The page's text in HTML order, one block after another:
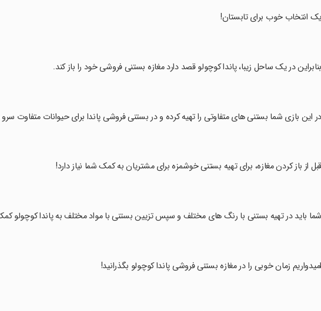
‏یک انتخاب خوب برای تابستان!
‏بنابراین در یک ساحل زیبا، پاندا کوچولو قصد دارد مغازه بستنی فروشی خود را باز کند.
‏در این بازی شما بستنی های متفاوتی را تهیه کرده و در بستنی فروشی پاندا برای حیوانات متفاوت
‏قبل از باز کردن مغازه، برای تهیه بستنی خوشمزه برای مشتریان به کمک شما نیاز دارد!
‏شما باید در تهیه بستنی با رنگ های مختلف و سپس تزیین بستنی با مواد مختلف به پاندا کوچولو
‏امیدواریم زمان خوبی را در مغازه بستنی فروشی پاندا کوچولو بگذرانید!